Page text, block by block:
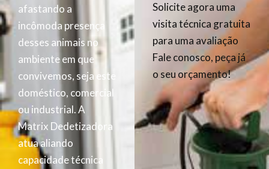
afastando a
incômoda presença
desses animais no
ambiente em que
convivemos, seja este
doméstico, comercial
ou industrial. A
Matrix Dedetizadora
atua aliando
capacidade técnica
Solicite agora uma
visita técnica gratuita
para uma avaliação
Fale conosco, peça já
o seu orçamento!